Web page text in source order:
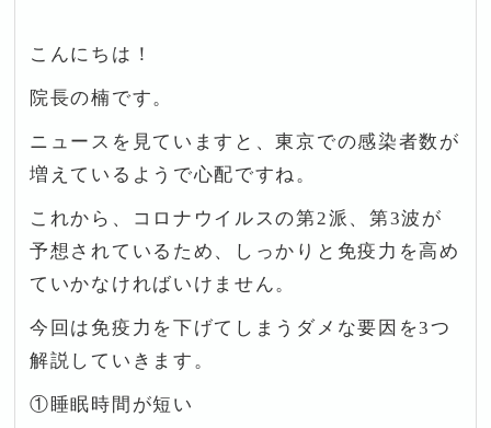
こんにちは！
院長の楠です。
ニュースを見ていますと、東京での感染者数が
増えているようで心配ですね。
これから、コロナウイルスの第2派、第3波が
予想されているため、しっかりと免疫力を高め
ていかなければいけません。
今回は免疫力を下げてしまうダメな要因を3つ
解説していきます。
①睡眠時間が短い